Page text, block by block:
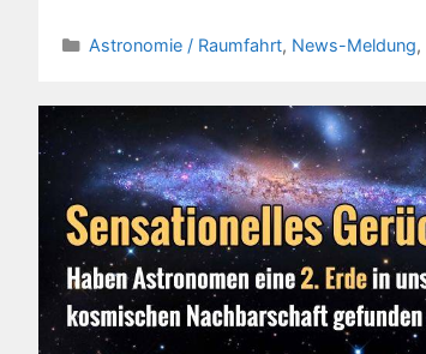
Kategorien
Astronomie / Raumfahrt, News-Meldung,